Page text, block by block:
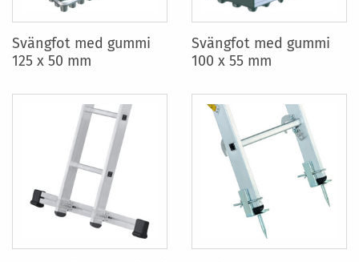
Svängfot med gummi
125 x 50 mm
Svängfot med gummi
100 x 55 mm